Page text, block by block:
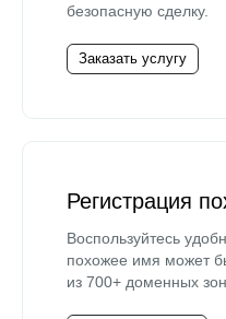
безопасную сделку.
Заказать услугу
Регистрация
Воспользуйтесь
похожее имя может
из 700+ доменных зон.